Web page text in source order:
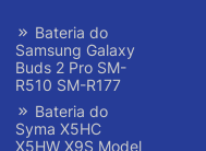
Bateria do
Samsung Galaxy
Buds 2 Pro SM-
R510 SM-R177
Bateria do
Syma X5HC
X5HW X9S Model